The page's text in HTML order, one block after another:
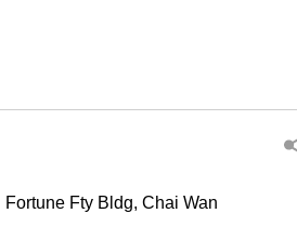
Fortune Fty Bldg, Chai Wan